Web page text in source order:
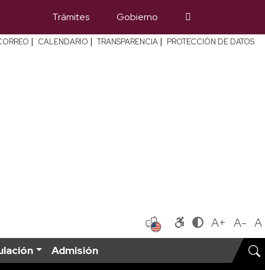
Trámites Gobierno
| CALENDARIO | TRANSPARENCIA | PROTECCIÓN DE DATOS
A+ A- A
Admisión